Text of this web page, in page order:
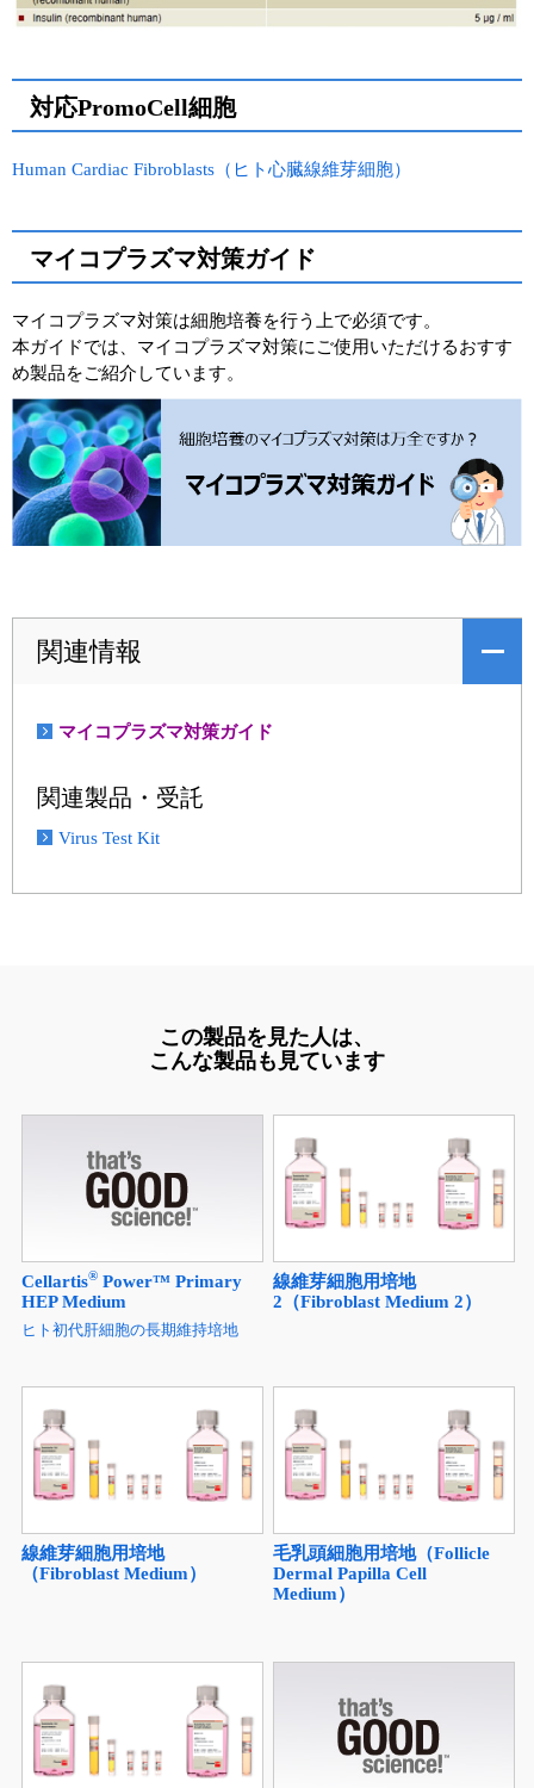
対応PromoCell細胞
Human Cardiac Fibroblasts（ヒト心臓線維芽細胞）
マイコプラズマ対策ガイド
マイコプラズマ対策は細胞培養を行う上で必須です。
本ガイドでは、マイコプラズマ対策にご使用いただけるおすす
め製品をご紹介しています。
関連情報
マイコプラズマ対策ガイド
関連製品・受託
Virus Test Kit
この製品を見た人は、
こんな製品も見ています
Cellartis®Power™ Primary
HEP Medium
ヒト初代肝細胞の長期維持培地
線維芽細胞用培地
2（Fibroblast Medium 2）
線維芽細胞用培地
（Fibroblast Medium）
毛乳頭細胞用培地（Follicle
Dermal Papilla Cell
Medium）